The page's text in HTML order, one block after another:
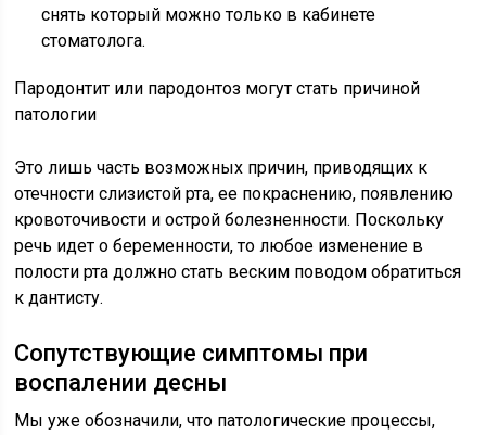
снять который можно только в кабинете
стоматолога.
Пародонтит или пародонтоз могут стать причиной
патологии
Это лишь часть возможных причин, приводящих к
отечности слизистой рта, ее покраснению, появлению
кровоточивости и острой болезненности. Поскольку
речь идет о беременности, то любое изменение в
полости рта должно стать веским поводом обратиться
к дантисту.
Сопутствующие симптомы при
воспалении десны
Мы уже обозначили, что патологические процессы,